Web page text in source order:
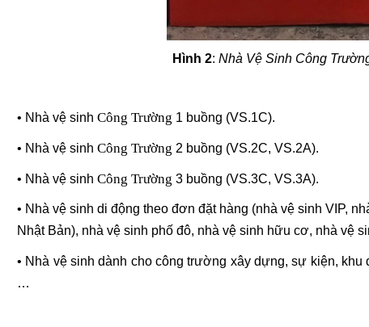
Hình 2: Nhà Vệ Sinh Công
• Nhà vệ sinh Công Trường 1 buồng (VS.1C).
• Nhà vệ sinh Công Trường 2 buồng (VS.2C, VS.2A).
• Nhà vệ sinh Công Trường 3 buồng (VS.3C, VS.3A).
• Nhà vệ sinh di động theo đơn đặt hàng (nhà vệ sinh VIP,
Nhật Bản), nhà vệ sinh phố đô, nhà vệ sinh hữu cơ, nhà vệ
• Nhà vệ sinh dành cho công trường xây dựng, sự kiện,
…